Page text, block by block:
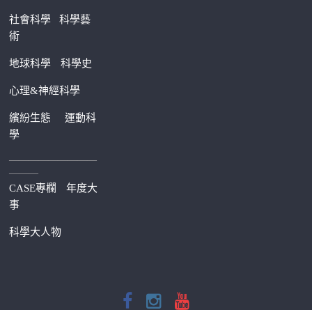
社會科學科學藝
術
地球科學 科學史
心理&神經科學
繽紛生態運動科
學
—————————
———
CASE專欄
年度大
事
科學大人物